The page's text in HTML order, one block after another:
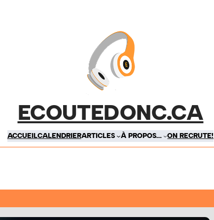
ECOUTEDONC.CA
ACCUEILCALENDRIERARTICLES À PROPOS… ON RECRUTE!